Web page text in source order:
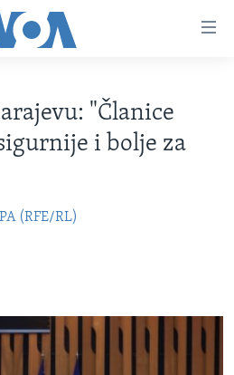
DRŽAVE
"Članice
i bolje za
(RFE/RL)